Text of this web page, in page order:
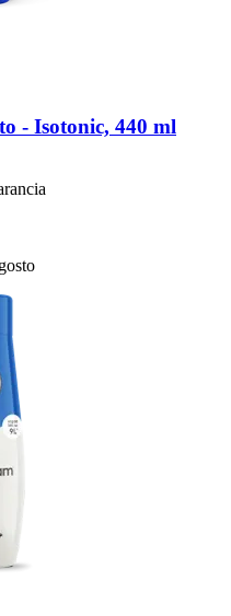
-​ Isotonic, 440 ml